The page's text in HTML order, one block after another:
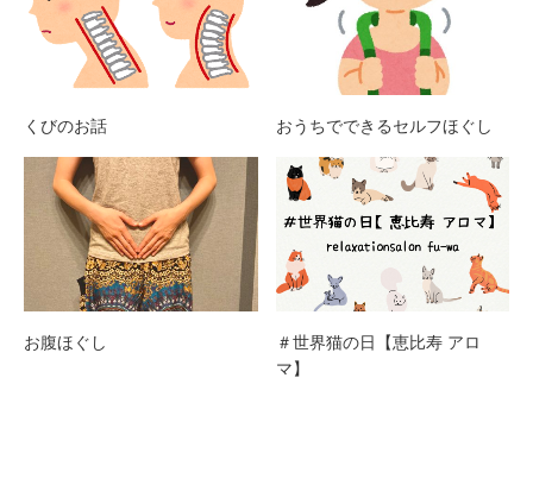
くびのお話 おうちでできるセルフほぐし
お腹ほぐし
＃世界猫の日【恵比寿 アロ
マ】